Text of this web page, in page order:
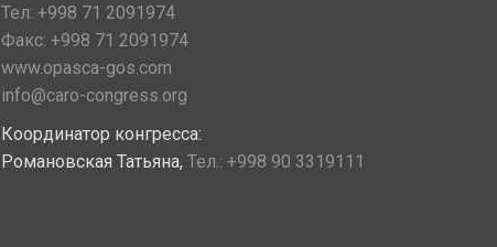
Тел: +998 71 2091974
Факс: +998 71 2091974
www.opasca-gos.com
info@caro-congress.org
Координатор конгресса:
Романовская Татьяна, Тел.: +998 90 3319111